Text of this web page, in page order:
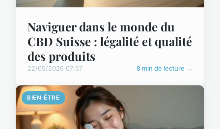
Naviguer dans le monde du
CBD Suisse : légalité et qualité
des produits
22/05/2026 07:57 8 min de lecture →
BIEN-ÊTRE